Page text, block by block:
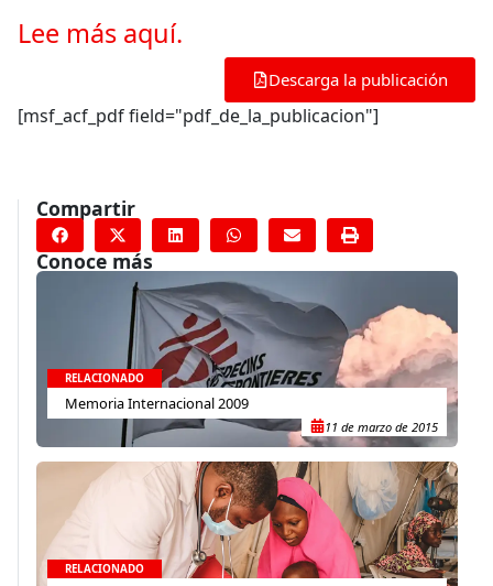
Lee más aquí.
Descarga la publicación
[msf_acf_pdf field="pdf_de_la_publicacion"]
Compartir
Conoce más
RELACIONADO
Memoria Internacional 2009
11 de marzo de 2015
RELACIONADO